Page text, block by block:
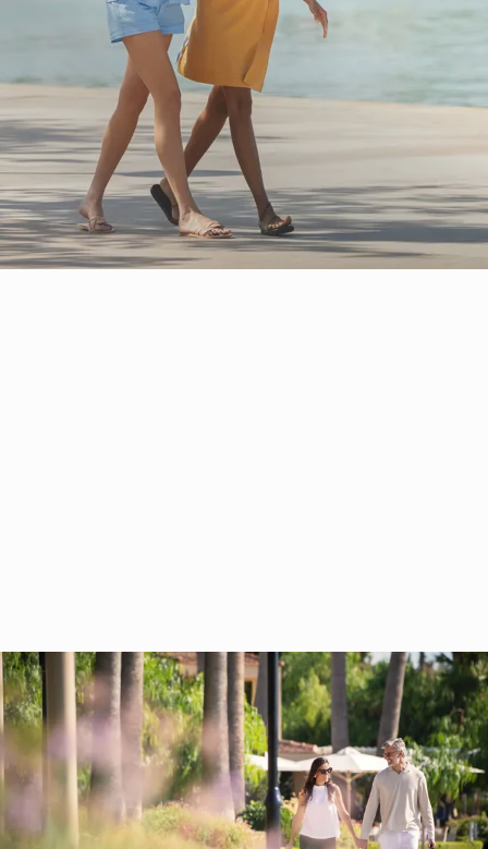
Faire du shopping à la Piazza